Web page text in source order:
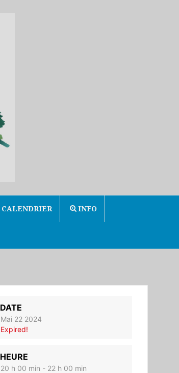
CALENDRIER INFO
DATE
Mai 22 2024
Expired!
HEURE
20 h 00 min - 22 h 00 min